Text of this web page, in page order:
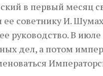
в первый месяц
советнику И.
руководство. В
дел, а потом